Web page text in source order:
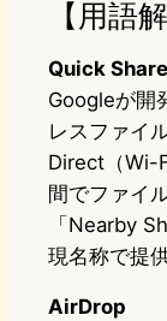
【用語
Quick Share
Googleが開
レスファイ
Direct（Wi-
間でファイ
「Nearby
現名称で提
AirDrop